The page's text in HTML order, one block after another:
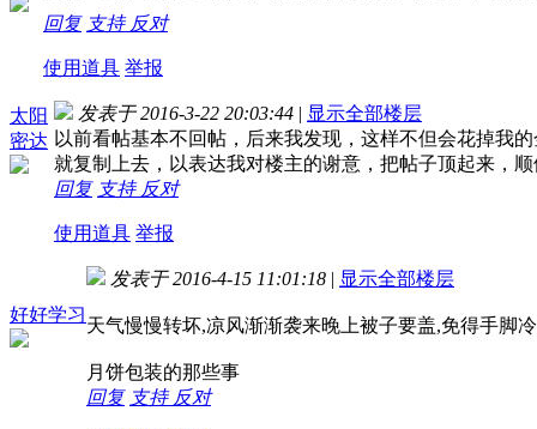
回复 支持 反对
使用道具 举报
太阳
密达
发表于 2016-3-22 20:03:44 | 显示全部楼层
以前看帖基本不回帖，后来我发现，这样不但会花掉我
就复制上去，以表达我对楼主的谢意，把帖子顶起来，
回复 支持 反对
使用道具 举报
好好学习
发表于 2016-4-15 11:01:18 | 显示全部楼层
天气慢慢转坏,凉风渐渐袭来晚上被子要盖,免得手脚
月饼包装的那些事
回复 支持 反对